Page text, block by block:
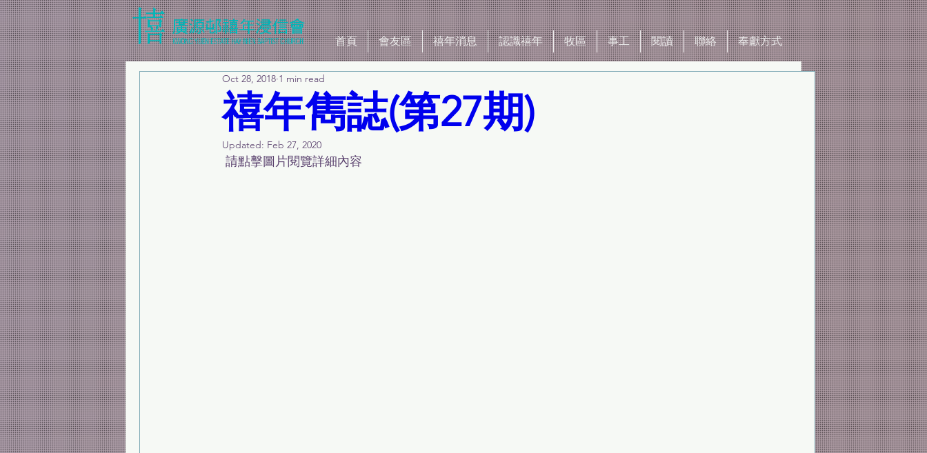
首頁 會友區 禧年消息 認識禧年 牧區 事工 閱讀 聯絡 奉獻方式
禧年雋誌(第27期)
Oct 28, 2018 1 min read
Updated: Feb 27, 2020
請點擊圖片閱覽詳細內容